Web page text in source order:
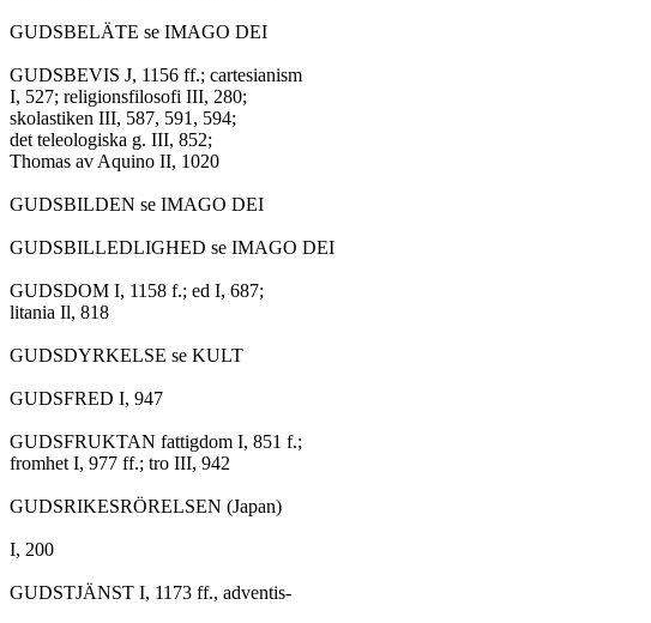
GUDSBELÄTE se IMAGO DEI
GUDSBEVIS J, 1156 ff.; cartesianism
I, 527; religionsfilosofi III, 280;
skolastiken III, 587, 591, 594;
det teleologiska g. III, 852;
Thomas av Aquino II, 1020
GUDSBILDEN se IMAGO DEI
GUDSBILLEDLIGHED se IMAGO DEI
GUDSDOM I, 1158 f.; ed I, 687;
litania Il, 818
GUDSDYRKELSE se KULT
GUDSFRED I, 947
GUDSFRUKTAN fattigdom I, 851 f.;
fromhet I, 977 ff.; tro III, 942
GUDSRIKESRÖRELSEN (Japan)
I, 200
GUDSTJÄNST I, 1173 ff., adventis-